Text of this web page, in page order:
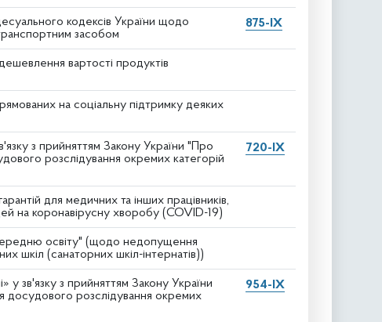
кодексів України щодо
засобом
875-IX
вартості продуктів
на соціальну підтримку деяких
з прийняттям Закону України "Про
розслідування окремих категорій
720-IX
для медичних та інших працівників,
на коронавірусну хворобу (COVID-19)
освіту" (щодо недопущення
шкіл (санаторних шкіл-інтернатів))
у зв'язку з прийняттям Закону України
досудового розслідування окремих
954-IX